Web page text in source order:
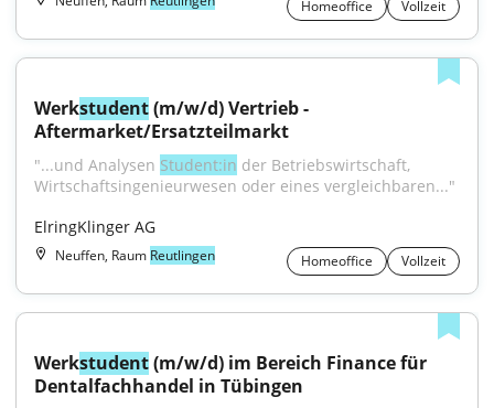
Homeoffice Vollzeit
Werkstudent (m/w/d) Vertrieb -
Aftermarket/Ersatzteilmarkt
"...und Analysen Student:in der Betriebswirtschaft,
Wirtschaftsingenieurwesen oder eines vergleichbaren..."
ElringKlinger AG
Neuffen, Raum Reutlingen Homeoffice Vollzeit
Werkstudent (m/w/d) im Bereich Finance für
Dentalfachhandel in Tübingen